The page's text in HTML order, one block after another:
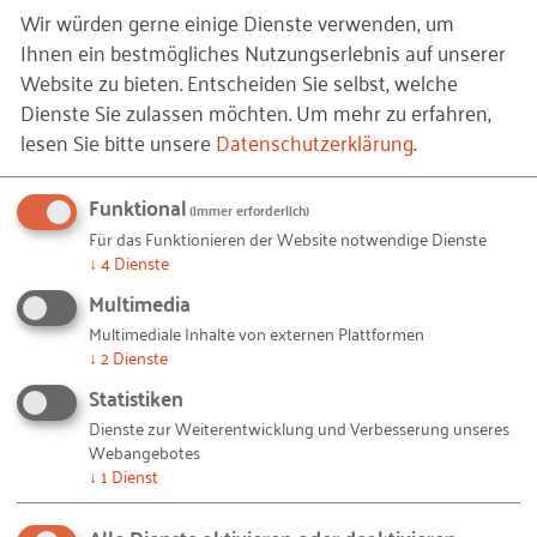
Der Zukunftsmarkt 50plus bietet großes Potenzial:
Bereits heute stammt jeder zweite Euro des
privaten Konsums von Käufern, die das fünfzigste
Lebensjahr überschritten haben. Weiteres
Marktpotenzial eröffnet sich dort, wo Kunden aller
Altersgruppen von innovativen,
generationengerechten Produkten und
Dienstleistungen profitieren. Der demografische
Wandel bietet Unternehmen aber nicht nur
Chancen; er stellt sie auch vor besondere
Herausforderungen: Reife Konsumenten stellen
hohe Ansprüche. Neue Produkte und
Dienstleistungen müssen veränderten
Vorstellungen und Bedürfnissen genügen. Sie
müssen den Wünschen nach Funktionalität,
Wir würden gerne einige Dienste verwenden, um
Ihnen ein bestmögliches Nutzungserlebnis auf unserer
Website zu bieten. Entscheiden Sie selbst, welche
Dienste Sie zulassen möchten.Um mehr zu erfahren,
lesen Sie bitte unsereDatenschutzerklärung.
Funktional(immer erforderlich)
Für das Funktionieren der Website notwendige Dienste
↓ 4Dienste
Multimedia
Multimediale Inhalte von externen Plattformen
↓ 2Dienste
Statistiken
Dienste zur Weiterentwicklung und Verbesserung unseres
Webangebotes
↓ 1 Dienst